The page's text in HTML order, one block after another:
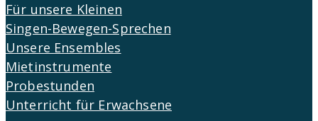
Für unsere Kleinen
Singen-Bewegen-Sprechen
Unsere Ensembles
Mietinstrumente
Probestunden
Unterricht für Erwachsene